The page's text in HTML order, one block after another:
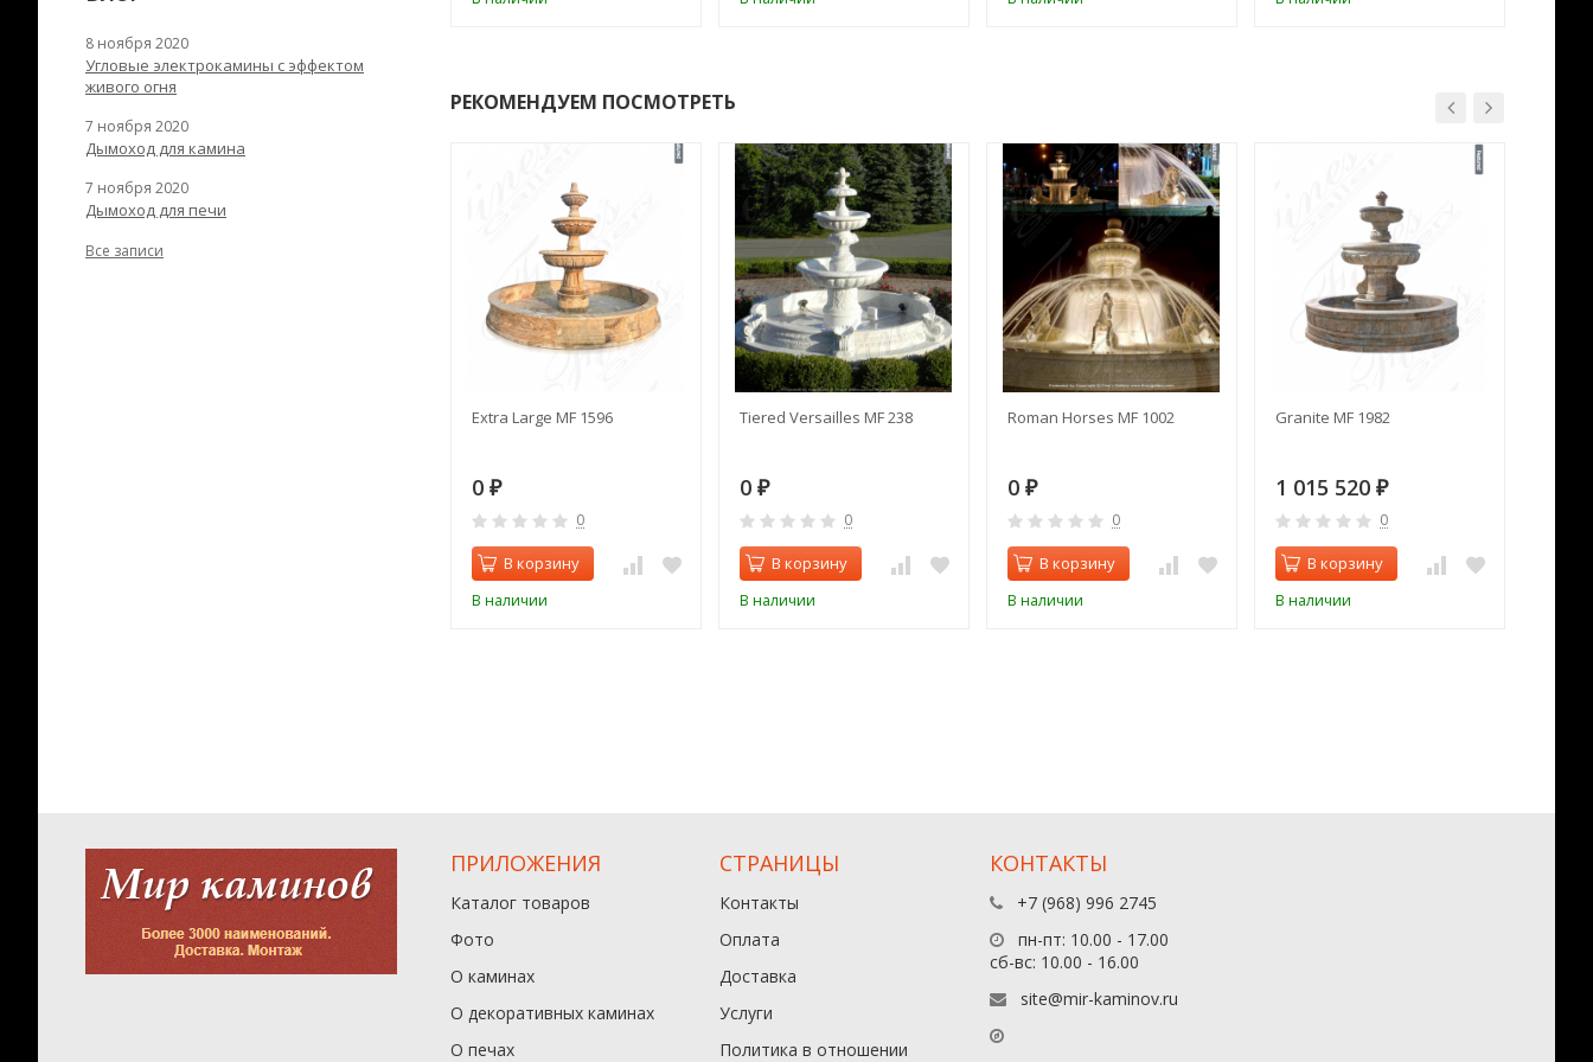
РЕКОМЕНДУЕМ ПОСМОТРЕТЬ
Extra Large MF 1596
0 ₽
0
В корзину
В наличии
Tiered Versailles MF 238
0 ₽
0
В корзину
В наличии
Roman Horses MF 1002
0 ₽
0
В корзину
В наличии
Granite MF 1982
1 015 520 ₽
0
В корзину
В наличии
8 ноября 2020
Угловые электрокамины с эффектом
живого огня
7 ноября 2020
Дымоход для камина
7 ноября 2020
Дымоход для печи
Все записи
ПРИЛОЖЕНИЯ
Каталог товаров
Фото
О каминах
О декоративных каминах
О печах
СТРАНИЦЫ
Контакты
Оплата
Доставка
Услуги
Политика в отношении
КОНТАКТЫ
+7 (968) 996 2745
пн-пт: 10.00 - 17.00
сб-вс: 10.00 - 16.00
site@mir-kaminov.ru